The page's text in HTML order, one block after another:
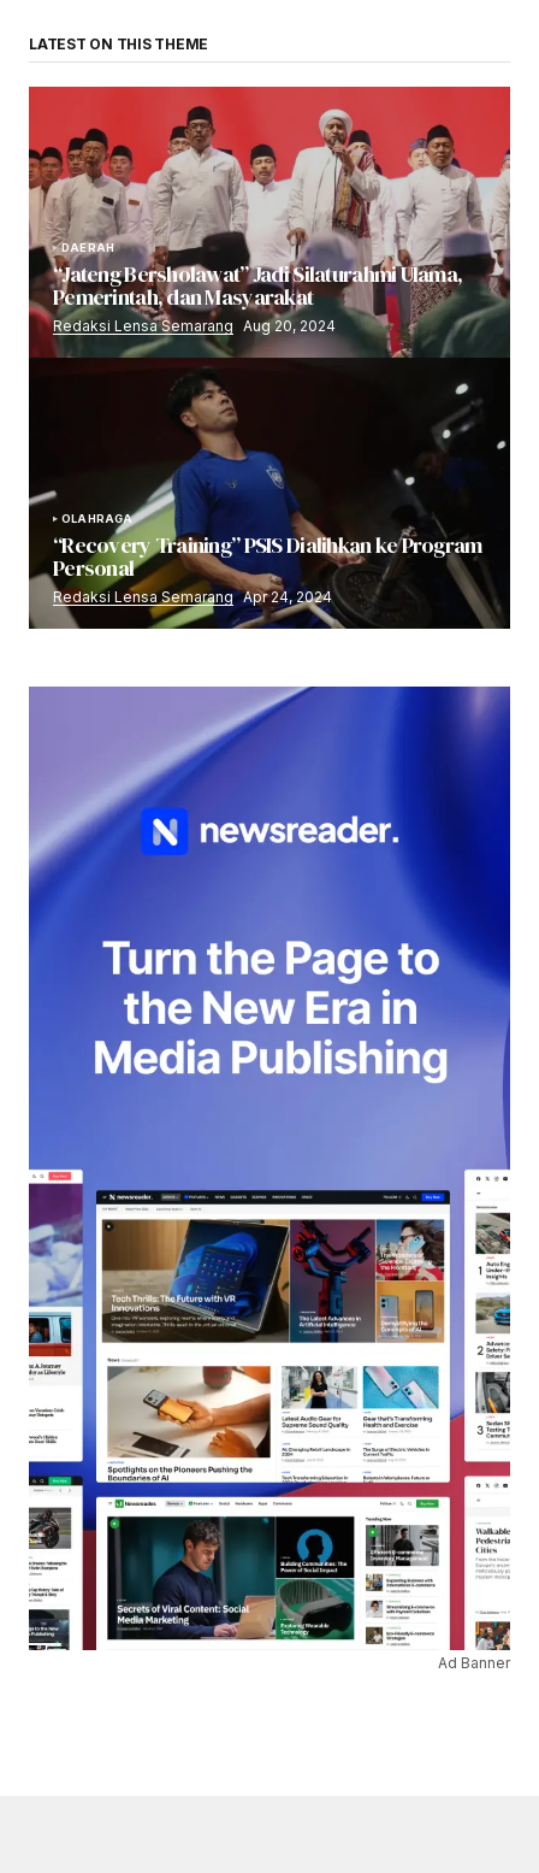
LATEST ON THIS THEME
DAERAH
“Jateng Bersholawat” Jadi Silaturahmi Ulama,
Pemerintah, dan Masyarakat
Redaksi Lensa Semarang Aug 20, 2024
OLAHRAGA
“Recovery Training” PSIS Dialihkan ke Program
Personal
Redaksi Lensa Semarang Apr 24, 2024
Ad Banner